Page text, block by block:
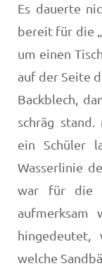
Es dauerte
bereit für die
um einen
auf der Seite
Backblech,
schräg
ein Schüler
Wasserlinie
war für die
aufmerksam
welche